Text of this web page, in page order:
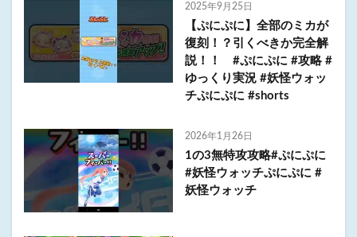
2025年9月25日
【ぷにぷに】全部のミカが
復刻！？引くべきか完全解
説！！ #ぷにぷに #攻略 #
ゆっくり実況 #妖怪ウォッ
チぷにぷに #shorts
2026年1月26日
1の3無特攻攻略#ぷにぷに
#妖怪ウォッチぷにぷに #
妖怪ウォッチ